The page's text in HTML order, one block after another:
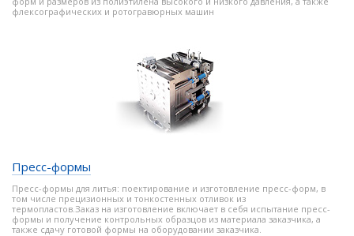
флексографических и ротогравюрных машин
Пресс-формы
Пресс-формы для литья: поектирование и изготовление пресс-форм, в
том числе прецизионных и тонкостенных отливок из
термопластов.Заказ на изготовление включает в себя испытание пресс-
формы и получение контрольных образцов из материала заказчика, а
также сдачу готовой формы на оборудовании заказчика.